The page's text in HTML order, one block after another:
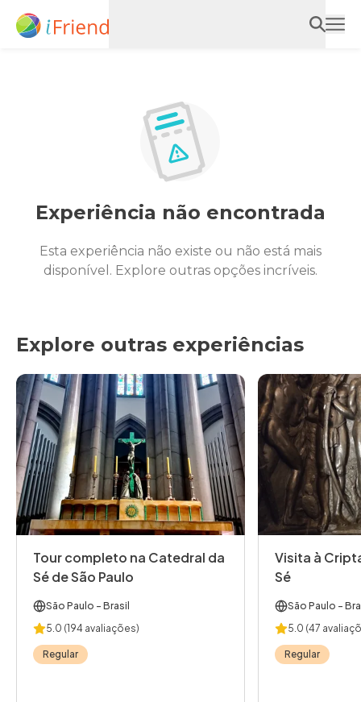
Experiência não encontrada
Esta experiência não existe ou não está mais
disponível. Explore outras opções incríveis.
Explore outras experiências
Tour completo na Catedral da
Sé de São Paulo
São Paulo - Brasil
5.0 (194 avaliações)
Regular
Visita à
Sé
São Paulo -
5.0 (47
Regular